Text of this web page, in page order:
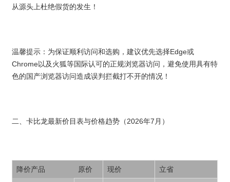
从源头上杜绝假货的发生！
温馨提示：为保证顺利访问和选购，建议优先选择Edge或
Chrome以及火狐等国际认可的正规浏览器访问，避免使用具有特
色的国产浏览器访问造成误判拦截打不开的情况！
二、卡比龙最新价目表与价格趋势（2026年7月）
降价产品 原价 现价 立省